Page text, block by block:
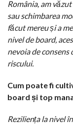
România, am
sau schimbarea
făcut mereu și a
nivel de board,
nevoia de consens
riscului.
Cum poate fi
board și top
Reziliența la nivel